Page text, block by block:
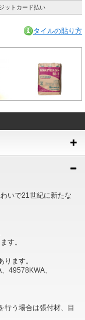
ットカード払い
タイルの貼り方
いで21世紀に新たな
す。
ります。
49578KWA、
行う場合は張付材、目